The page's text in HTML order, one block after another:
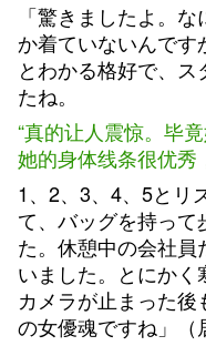
「驚きましたよ。
か着ていないんです
とわかる格好で、
たね。
“真的让人震惊。毕
她的身体线条很优秀
1、2、3、4、5とリ
て、バッグを持って
た。休憩中の会社
いました。とにかく
カメラが止まった
の女優魂ですね」（